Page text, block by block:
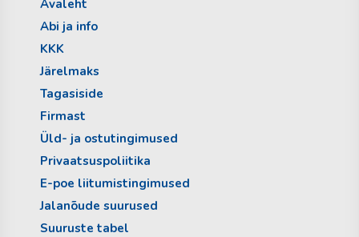
Avaleht
Abi ja info
KKK
Järelmaks
Tagasiside
Firmast
Üld- ja ostutingimused
Privaatsuspoliitika
E-poe liitumistingimused
Jalanõude suurused
Suuruste tabel